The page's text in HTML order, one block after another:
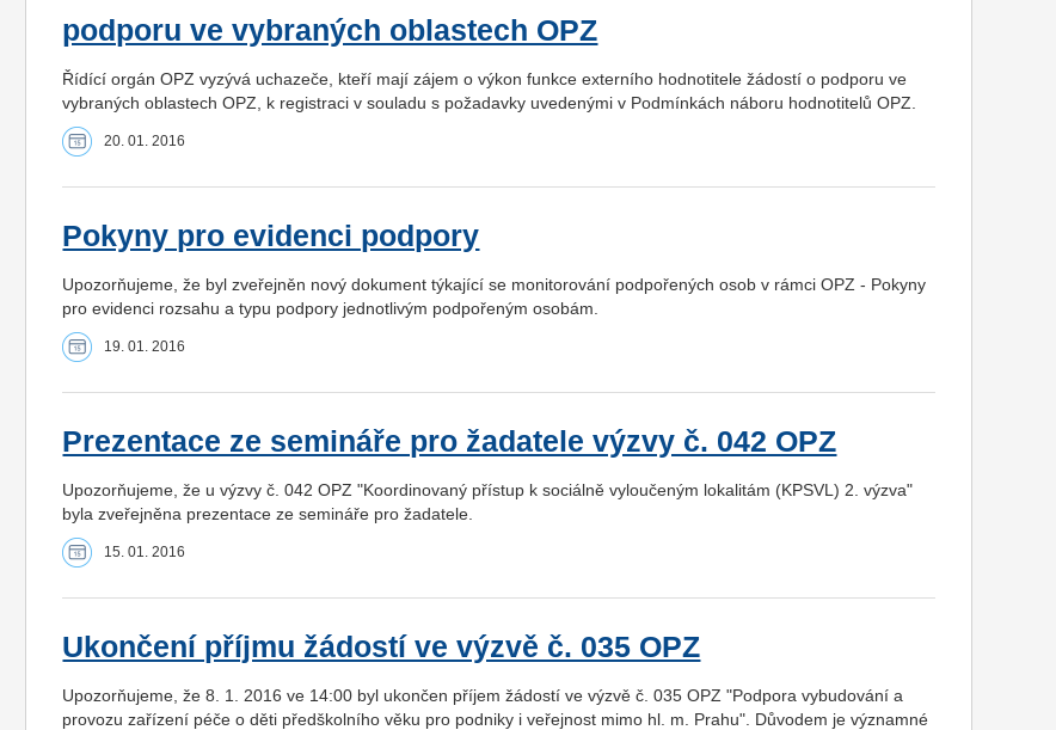
podporu ve vybraných oblastech OPZ
Řídící orgán OPZ vyzývá uchazeče, kteří mají zájem o výkon funkce externího hodnotitele žádostí o podporu ve
vybraných oblastech OPZ, k registraci v souladu s požadavky uvedenými v Podmínkách náboru hodnotitelů OPZ.
20. 01. 2016
Pokyny pro evidenci podpory
Upozorňujeme, že byl zveřejněn nový dokument týkající se monitorování podpořených osob v rámci OPZ - Pokyny
pro evidenci rozsahu a typu podpory jednotlivým podpořeným osobám.
19. 01. 2016
Prezentace ze semináře pro žadatele výzvy č. 042 OPZ
Upozorňujeme, že u výzvy č. 042 OPZ "Koordinovaný přístup k sociálně vyloučeným lokalitám (KPSVL) 2. výzva"
byla zveřejněna prezentace ze semináře pro žadatele.
15. 01. 2016
Ukončení příjmu žádostí ve výzvě č. 035 OPZ
Upozorňujeme, že 8. 1. 2016 ve 14:00 byl ukončen příjem žádostí ve výzvě č. 035 OPZ "Podpora vybudování a
provozu zařízení péče o děti předškolního věku pro podniky i veřejnost mimo hl. m. Prahu". Důvodem je významné